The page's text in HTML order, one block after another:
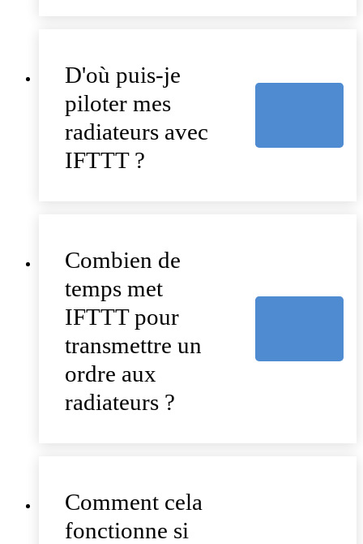
D'où puis-je
piloter mes
radiateurs avec
IFTTT ?
Combien de
temps met
IFTTT pour
transmettre un
ordre aux
radiateurs ?
Comment cela
fonctionne si